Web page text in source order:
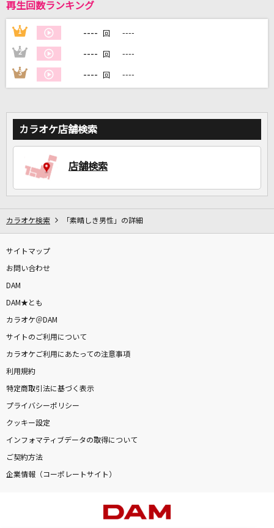
再生回数ランキング
1 ---- 回 ----
2 ---- 回 ----
3 ---- 回 ----
カラオケ店舗検索
店舗検索
カラオケ検索 「素晴しき男性」の詳細
サイトマップ
お問い合わせ
DAM
DAM★とも
カラオケ＠DAM
サイトのご利用について
カラオケご利用にあたっての注意事項
利用規約
特定商取引法に基づく表示
プライバシーポリシー
クッキー設定
インフォマティブデータの取得について
ご契約方法
企業情報（コーポレートサイト）